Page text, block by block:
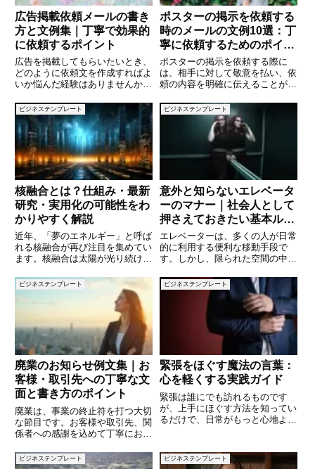
広告掲載依頼メールの書き
方と文例集｜丁寧で効果的
に依頼するポイント
広告を掲載してもらいたいとき、
どのように依頼文を作成すればよ
いか悩んだ経験はありませんか。
る印象や広告掲載の可否が変わる
ことも少なくありません。ビジネ
スシーンでは、簡潔かつ丁寧に要
点を伝えることが求められます。
ポスターの掲示を依頼する
時のメールの文例10選：丁
寧に依頼するためのポイン
ト
ポスターの掲示を依頼する際に
は、相手に対して敬意を払い、依
頼の内容を明確に伝えることが重
や掲示期間、場所を具体的に示す
ことで、相手にとって判断がしや
すくなります。この記事では、ポ
スターの掲示を依頼する際に使え
ビジネステンプレート
核融合とは？仕組み・最新
研究・実用化の可能性をわ
かりやすく解説
近年、「夢のエネルギー」と呼ば
れる核融合が再び注目を集めてい
ます。核融合は太陽が光り続ける
生み出す仕組みです。もし人類が
この技術を実用化できれば、石油
や天然ガスに依存しないクリーン
で安全なエネルギー源を手に入れ
ビジネステンプレート
意外と知らないエレベータ
ーのマナー｜社会人として
押さえておきたい基本ルー
ル
エレベーターは、多くの人が日常
的に利用する便利な移動手段で
す。しかし、限られた空間の中で
快感を与えたり、トラブルの原因
となることもあります。特に、ビ
ジネスシーンではエレベーター内
での振る舞いが、その人の印象を
ビジネステンプレート
廃業のお知らせ例文集｜お
客様・取引先への丁寧な文
面と書き方のポイント
廃業は、事業の終止符を打つ大切
な節目です。お客様や取引先、関
係者への感謝を込めて丁寧にお知
きた信頼関係を守るうえで欠かせ
ビジネステンプレート
緊張をほぐす魔法の言葉：
心を軽くする実践ガイド
緊張は誰にでも訪れるものです
が、上手にほぐす方法を知ってい
るだけで、日常がもっと心地よく
その効果や活用法を詳しく解説し
ます。言葉の力で心を穏やかにす
ビジネステンプレート ビジネステンプレート